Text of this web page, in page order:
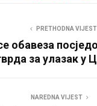
PRETHODNA VIJEST
обавеза
за улазак у
NAREDNA VIJEST